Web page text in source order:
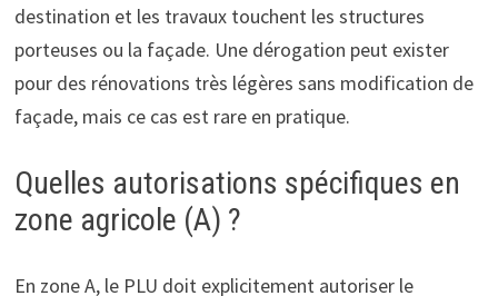
destination et les travaux touchent les structures
porteuses ou la façade. Une dérogation peut exister
pour des rénovations très légères sans modification de
façade, mais ce cas est rare en pratique.
Quelles autorisations spécifiques en
zone agricole (A) ?
En zone A, le PLU doit explicitement autoriser le